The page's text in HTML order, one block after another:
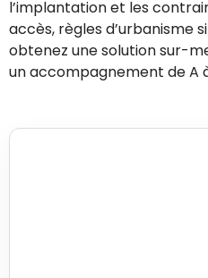
l’implantation et les
accès, règles d’urbanisme
obtenez une solution sur-
un accompagnement de A